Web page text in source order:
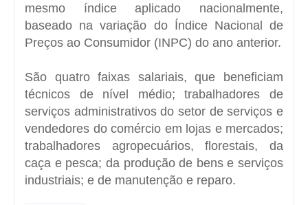
mesmo índice aplicado nacionalmente,
baseado na variação do Índice Nacional de
Preços ao Consumidor (INPC) do ano anterior.
São quatro faixas salariais, que beneficiam
técnicos de nível médio; trabalhadores de
serviços administrativos do setor de serviços e
vendedores do comércio em lojas e mercados;
trabalhadores agropecuários, florestais, da
caça e pesca; da produção de bens e serviços
industriais; e de manutenção e reparo.